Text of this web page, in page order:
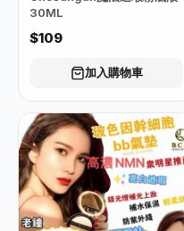
30ML
$109
加入購物車